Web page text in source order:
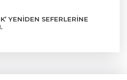
YENİDEN SEFERLERİNE